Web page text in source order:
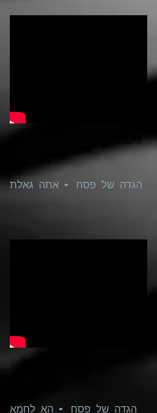
הגדה של פסח - אתה גאלת
הגדה של פסח - הא לחמא